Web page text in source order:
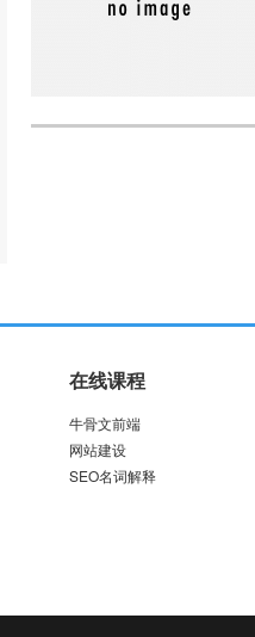
在线课程
牛骨文前端
网站建设
SEO名词解释